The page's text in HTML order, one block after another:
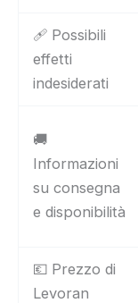
🩹 Possibili
effetti
indesiderati
🚚
Informazioni
su consegna
e disponibilità
💶 Prezzo di
Levoran